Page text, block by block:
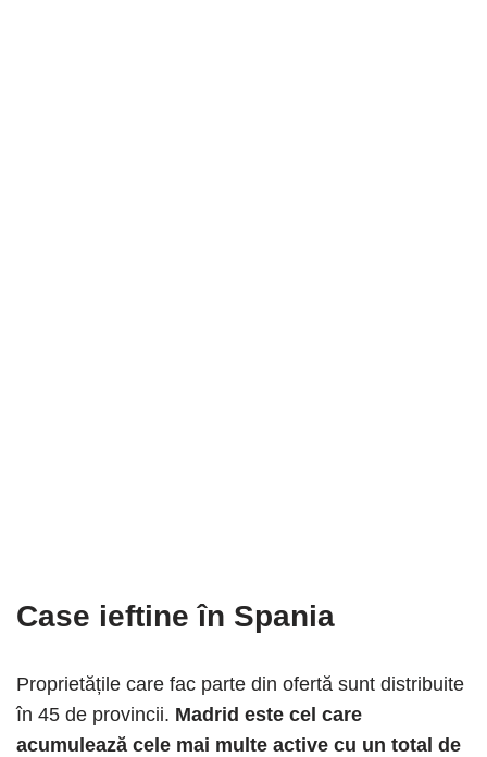
Case ieftine în Spania
Proprietățile care fac parte din ofertă sunt distribuite
în 45 de provincii. Madrid este cel care
acumulează cele mai multe active cu un total de